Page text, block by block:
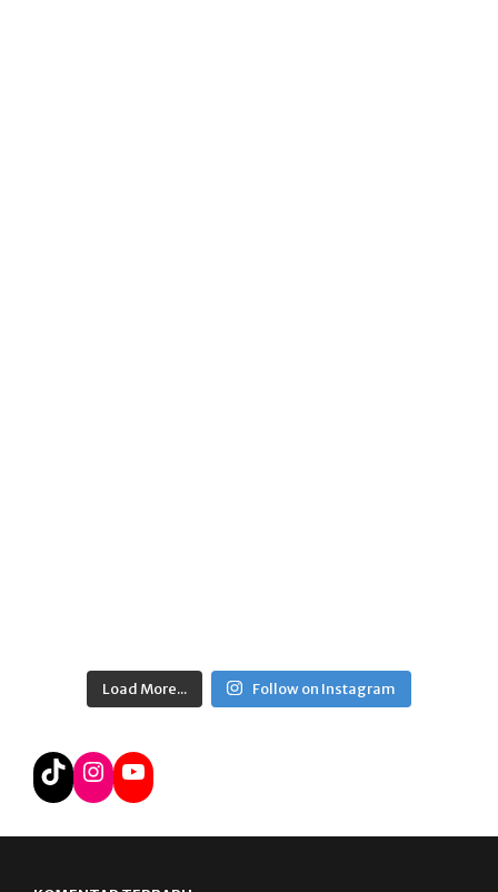
Load More... Follow on Instagram
TikTok
Instagram
YouTube